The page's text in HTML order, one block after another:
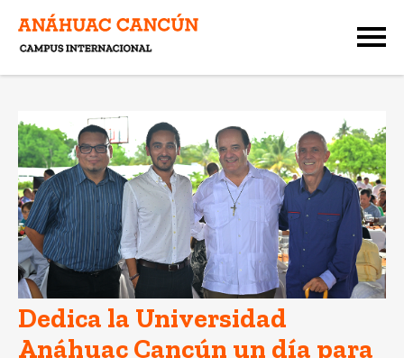
Dedica la Universidad
Anáhuac Cancún un día para